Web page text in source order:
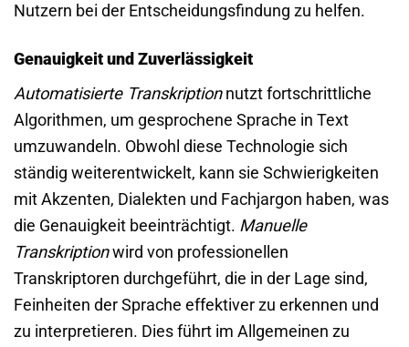
Nutzern bei der Entscheidungsfindung zu helfen.
Genauigkeit und Zuverlässigkeit
Automatisierte Transkriptionnutzt fortschrittliche
Algorithmen, um gesprochene Sprache in Text
umzuwandeln. Obwohl diese Technologie sich
ständig weiterentwickelt, kann sie Schwierigkeiten
mit Akzenten, Dialekten und Fachjargon haben, was
die Genauigkeit beeinträchtigt. Manuelle
Transkriptionwird von professionellen
Transkriptoren durchgeführt, die in der Lage sind,
Feinheiten der Sprache effektiver zu erkennen und
zu interpretieren. Dies führt im Allgemeinen zu